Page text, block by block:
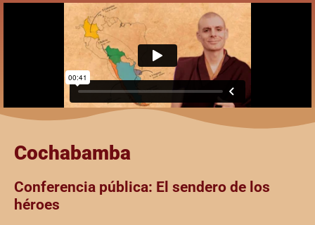
Cochabamba
Conferencia pública: El sendero de los
héroes